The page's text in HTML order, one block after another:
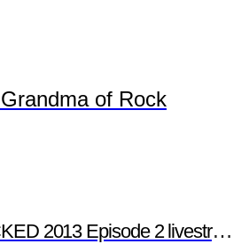
of Rock
Episode 2 livestream (full length)